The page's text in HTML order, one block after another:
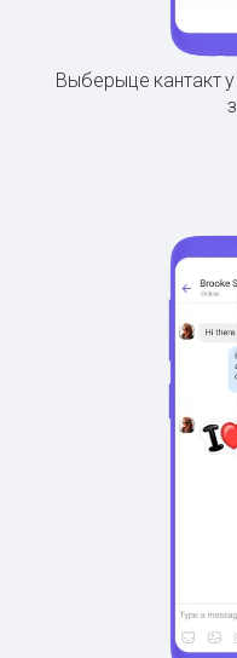
Выберыце кантакт у